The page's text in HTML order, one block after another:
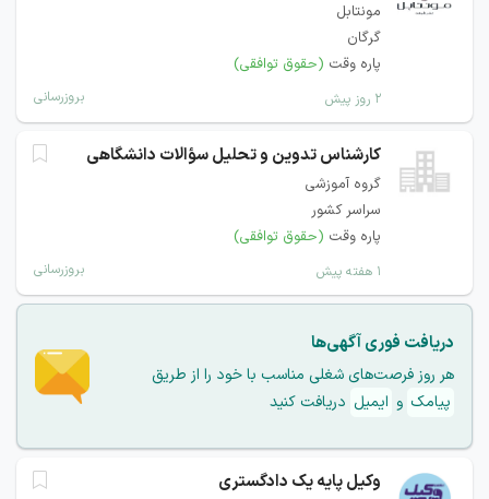
مونتابل
گرگان
پاره وقت (حقوق توافقی)
۲ روز پیش بروزرسانی
کارشناس تدوین و تحلیل سؤالات دانشگاهی
گروه آموزشی
سراسر کشور
پاره وقت (حقوق توافقی)
۱ هفته پیش بروزرسانی
دریافت فوری آگهی‌ها
هر روز فرصت‌های شغلی مناسب با خود را از طریق
پیامک و ایمیل دریافت کنید
وکیل پایه یک دادگستری